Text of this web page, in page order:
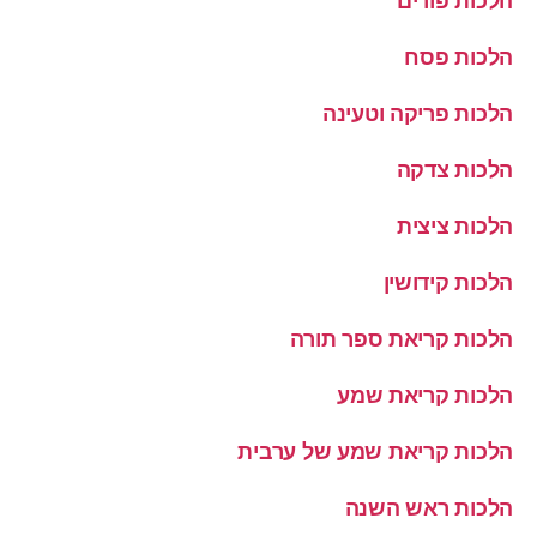
הלכות פסח
הלכות פריקה וטעינה
הלכות צדקה
הלכות ציצית
הלכות קידושין
הלכות קריאת ספר תורה
הלכות קריאת שמע
הלכות קריאת שמע של ערבית
הלכות ראש השנה